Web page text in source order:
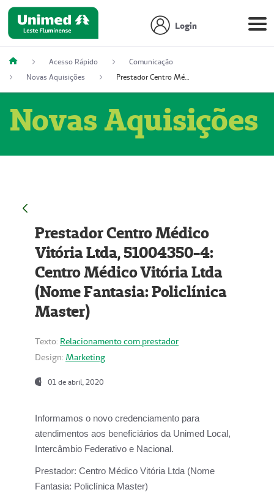
Login
Acesso Rápido
Comunicação
Novas Aquisições
Prestador Centro Médico Vitória Ltda, 51004350-4: Centro Médico Vitória Ltda (Nome Fantasia: Policlínica Master)
Novas Aquisições
Prestador Centro Médico
Vitória Ltda, 51004350-4:
Centro Médico Vitória Ltda
(Nome Fantasia: Policlínica
Master)
Texto: Relacionamento com prestador
Design: Marketing
01 de abril, 2020
Informamos o novo credenciamento para
atendimentos aos beneficiários da Unimed Local,
Intercâmbio Federativo e Nacional.
Prestador: Centro Médico Vitória Ltda (Nome
Fantasia: Policlínica Master)